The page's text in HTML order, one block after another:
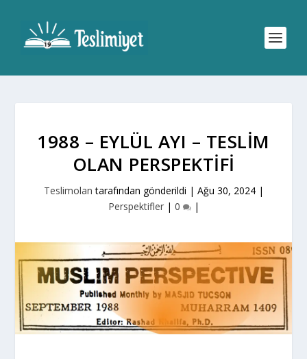
1988 – EYLÜL AYI – TESLIM
OLAN PERSPEKTIFI
Teslimolan tarafından gönderildi | Ağu 30, 2024|
Perspektifler| 0 |